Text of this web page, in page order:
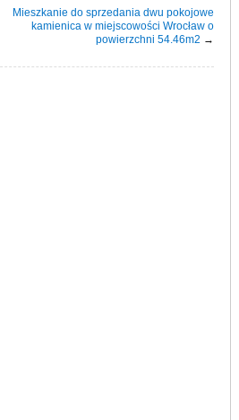
Mieszkanie do sprzedania dwu pokojowe
kamienica w miejscowości Wrocław o
powierzchni 54.46m2 →